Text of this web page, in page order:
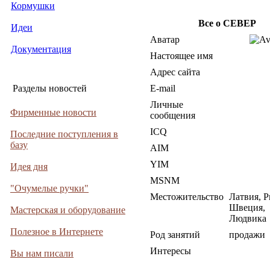
Кормушки
Идеи
Документация
Разделы новостей
Фирменные новости
Последние поступления в
базу
Идея дня
"Очумелые ручки"
Мастерская и оборудование
Полезное в Интернете
Вы нам писали
Все о CEBEP
Аватар
Настоящее имя
Адрес сайта
E-mail
Личные
сообщения
ICQ
AIM
YIM
MSNM
Местожительство Латвия,
Швеция,
Людвика
Род занятий
продажи
Интересы